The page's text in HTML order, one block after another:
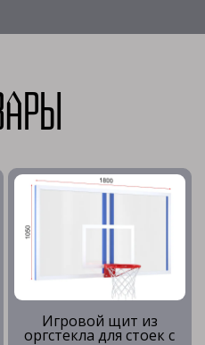
Игровой щит из
оргстекла для стоек с